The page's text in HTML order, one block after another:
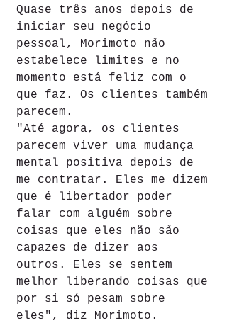
Quase três anos depois de
iniciar seu negócio
pessoal, Morimoto não
estabelece limites e no
momento está feliz com o
que faz. Os clientes também
parecem.
"Até agora, os clientes
parecem viver uma mudança
mental positiva depois de
me contratar. Eles me dizem
que é libertador poder
falar com alguém sobre
coisas que eles não são
capazes de dizer aos
outros. Eles se sentem
melhor liberando coisas que
por si só pesam sobre
eles", diz Morimoto.